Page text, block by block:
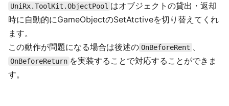
UniRx.ToolKit.ObjectPool はオブジェクトの貸出・返却
時に自動的にGameObjectのSetAtctiveを切り替えてくれ
ます。
この動作が問題になる場合は後述の OnBeforeRent 、
OnBeforeReturn を実装することで対応することができま
す。